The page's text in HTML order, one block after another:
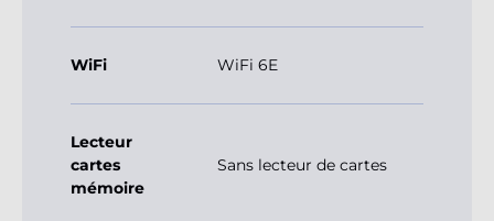
WiFi WiFi 6E
Lecteur
cartes
mémoire
Sans lecteur de cartes